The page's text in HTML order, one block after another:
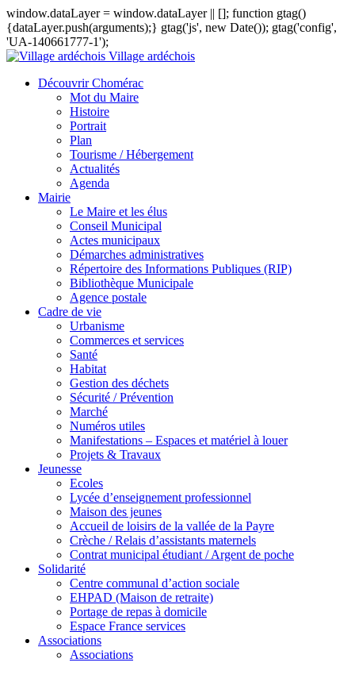
window.dataLayer = window.dataLayer || []; function gtag()
{dataLayer.push(arguments);} gtag('js', new Date()); gtag('config',
'UA-140661777-1');
Village ardéchois
Découvrir Chomérac
Mot du Maire
Histoire
Portrait
Plan
Tourisme / Hébergement
Actualités
Agenda
Mairie
Le Maire et les élus
Conseil Municipal
Actes municipaux
Démarches administratives
Répertoire des Informations Publiques (RIP)
Bibliothèque Municipale
Agence postale
Cadre de vie
Urbanisme
Commerces et services
Santé
Habitat
Gestion des déchets
Sécurité / Prévention
Marché
Numéros utiles
Manifestations – Espaces et matériel à louer
Projets & Travaux
Jeunesse
Ecoles
Lycée d’enseignement professionnel
Maison des jeunes
Accueil de loisirs de la vallée de la Payre
Crèche / Relais d’assistants maternels
Contrat municipal étudiant / Argent de poche
Solidarité
Centre communal d’action sociale
EHPAD (Maison de retraite)
Portage de repas à domicile
Espace France services
Associations
Associations